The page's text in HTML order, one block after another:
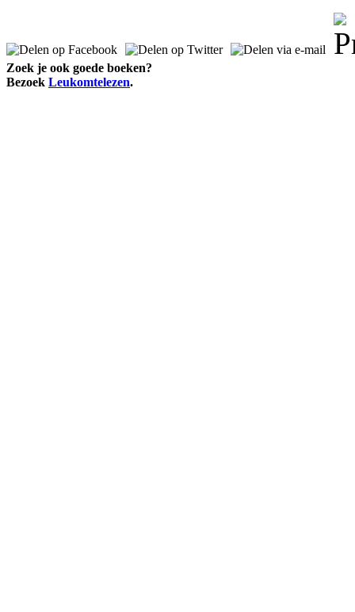
Zoek je ook goede boeken?
Bezoek Leukomtelezen.